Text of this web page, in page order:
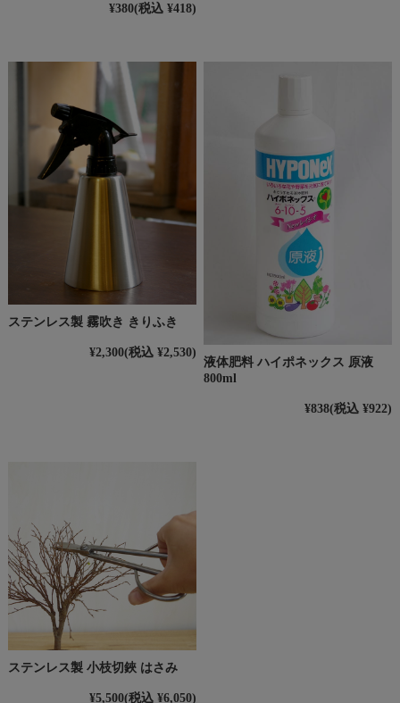
¥380(税込 ¥418)
ステンレス製 霧吹き きりふき
¥2,300(税込 ¥2,530)
液体肥料 ハイポネックス 原液
800ml
¥838(税込 ¥922)
ステンレス製 小枝切鋏 はさみ
¥5,500(税込 ¥6,050)